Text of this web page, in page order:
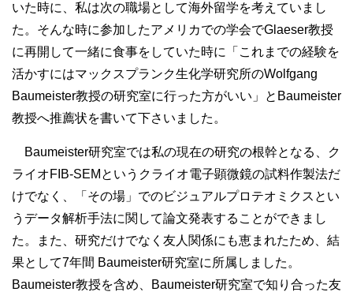
いた時に、私は次の職場として海外留学を考えていまし
た。そんな時に参加したアメリカでの学会でGlaeser教授
に再開して一緒に食事をしていた時に「これまでの経験を
活かすにはマックスプランク生化学研究所のWolfgang
Baumeister教授の研究室に行った方がいい」とBaumeister
教授へ推薦状を書いて下さいました。
Baumeister研究室では私の現在の研究の根幹となる、ク
ライオFIB-SEMというクライオ電子顕微鏡の試料作製法だ
けでなく、「その場」でのビジュアルプロテオミクスとい
うデータ解析手法に関して論文発表することができまし
た。また、研究だけでなく友人関係にも恵まれたため、結
果として7年間 Baumeister研究室に所属しました。
Baumeister教授を含め、Baumeister研究室で知り合った友